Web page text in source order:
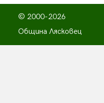
© 2000-2026
Община Лясковец